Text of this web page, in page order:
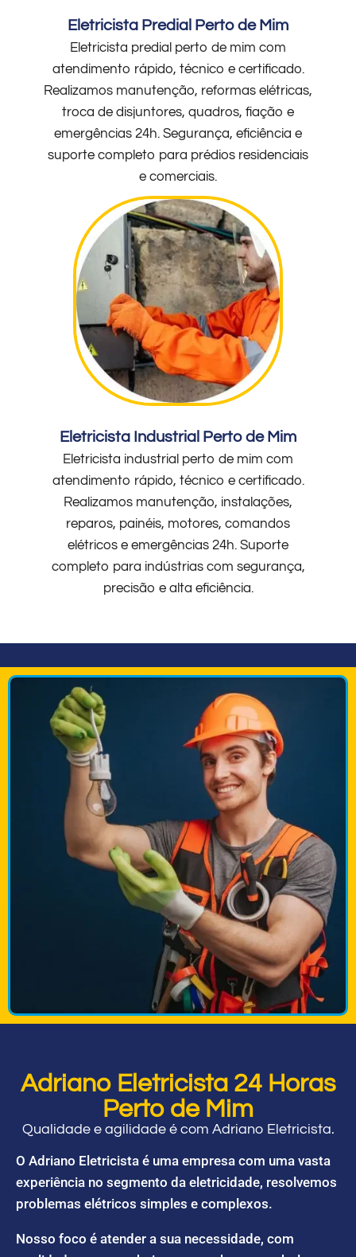
Eletricista Predial Perto de Mim
Eletricista predial perto de mim com
atendimento rápido, técnico e certificado.
Realizamos manutenção, reformas elétricas,
troca de disjuntores, quadros, fiação e
emergências 24h. Segurança, eficiência e
suporte completo para prédios residenciais
e comerciais.
Eletricista Industrial Perto de Mim
Eletricista industrial perto de mim com
atendimento rápido, técnico e certificado.
Realizamos manutenção, instalações,
reparos, painéis, motores, comandos
elétricos e emergências 24h. Suporte
completo para indústrias com segurança,
precisão e alta eficiência.
Adriano Eletricista 24 Horas
Perto de Mim
Qualidade e agilidade é com Adriano Eletricista.
O Adriano Eletricista é uma empresa com uma vasta
experiência no segmento da eletricidade, resolvemos
problemas elétricos simples e complexos.
Nosso foco é atender a sua necessidade, com